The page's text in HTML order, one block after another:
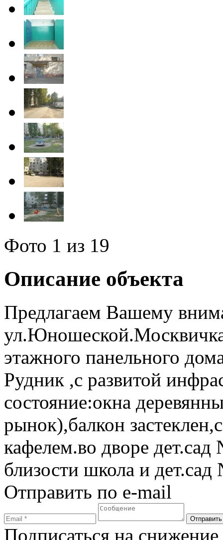
Фото 1 из 19
Описание объекта
Предлагаем Вашему
этажного панельного
Рудник ,с развитой
состояние:окна
рынок),балкон
кафелем.во дворе
близости школа и
Отправить по e-mail
Подписаться на